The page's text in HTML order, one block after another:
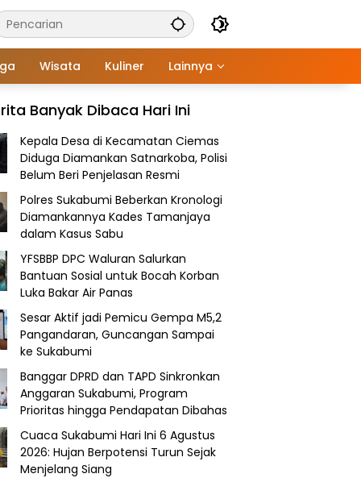
Wisata Kuliner Lainnya
Banyak Dibaca Hari Ini
Kepala Desa di Kecamatan Ciemas
Diduga Diamankan Satnarkoba, Polisi
Belum Beri Penjelasan Resmi
Polres Sukabumi Beberkan Kronologi
Diamankannya Kades Tamanjaya
dalam Kasus Sabu
YFSBBP DPC Waluran Salurkan
Bantuan Sosial untuk Bocah Korban
Luka Bakar Air Panas
Sesar Aktif jadi Pemicu Gempa M5,2
Pangandaran, Guncangan Sampai
ke Sukabumi
Banggar DPRD dan TAPD Sinkronkan
Anggaran Sukabumi, Program
Prioritas hingga Pendapatan Dibahas
Cuaca Sukabumi Hari Ini 6 Agustus
2026: Hujan Berpotensi Turun Sejak
Menjelang Siang